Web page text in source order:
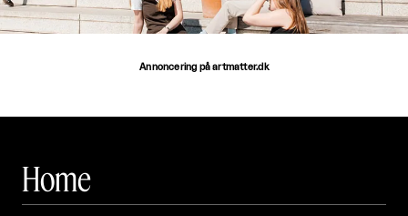
Annoncering på artmatter.dk
Home